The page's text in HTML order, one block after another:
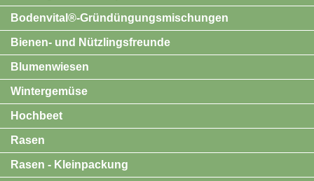
Bodenvital®-Gründüngungsmischungen
Bienen- und Nützlingsfreunde
Blumenwiesen
Wintergemüse
Hochbeet
Rasen
Rasen - Kleinpackung